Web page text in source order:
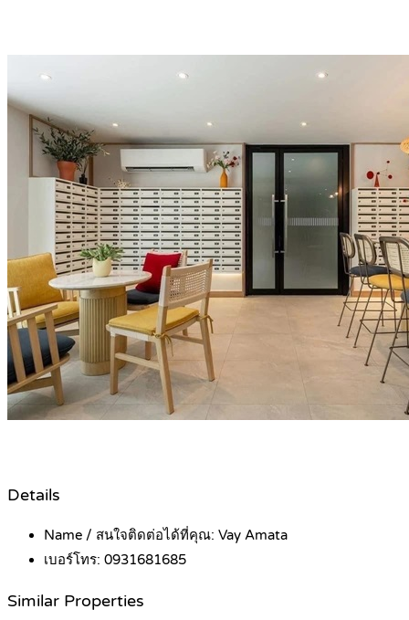
Details
Name / สนใจติดต่อได้ที่คุณ: Vay Amata
เบอร์โทร: 0931681685
Similar Properties